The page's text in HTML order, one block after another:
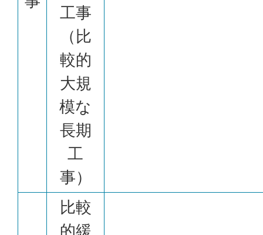
工事
（比
較的
大規
模な
長期
工
事）
比較
的緩